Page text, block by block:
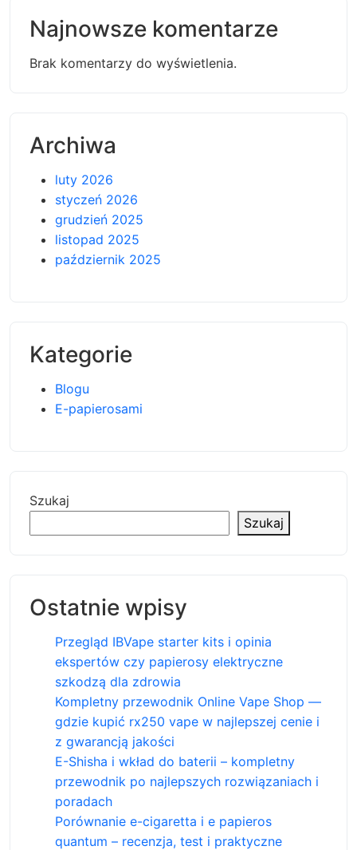
Najnowsze komentarze
Brak komentarzy do wyświetlenia.
Archiwa
luty 2026
styczeń 2026
grudzień 2025
listopad 2025
październik 2025
Kategorie
Blogu
E-papierosami
Szukaj
Szukaj
Ostatnie wpisy
Przegląd IBVape starter kits i opinia
ekspertów czy papierosy elektryczne
szkodzą dla zdrowia
Kompletny przewodnik Online Vape Shop —
gdzie kupić rx250 vape w najlepszej cenie i
z gwarancją jakości
E-Shisha i wkład do baterii – kompletny
przewodnik po najlepszych rozwiązaniach i
poradach
Porównanie e-cigaretta i e papieros
quantum – recenzja, test i praktyczne